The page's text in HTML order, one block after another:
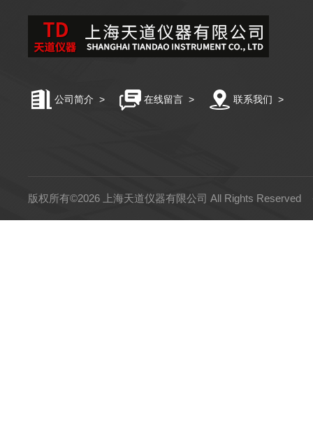
公司简介 > 在线留言 > 联系我们 >
版权所有©2026 上海天道仪器有限公司 All Rights Reserved